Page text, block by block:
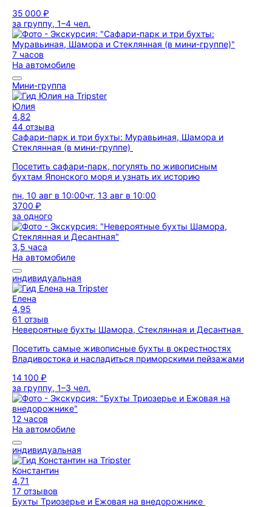
35 000 ₽
за группу, 1–4 чел.
7 часов
На автомобиле
Мини-группа
Юлия
4,82
44 отзыва
Сафари-парк и три бухты: Муравьиная, Шамора и
Стеклянная (в мини-группе)
Посетить сафари-парк, погулять по живописным
бухтам Японского моря и узнать их историю
пн, 10 авг в 10:00чт, 13 авг в 10:00
3700 ₽
за одного
3,5 часа
На автомобиле
индивидуальная
Елена
4,95
61 отзыв
Невероятные бухты Шамора, Стеклянная и Десантная
Посетить самые живописные бухты в окрестностях
Владивостока и насладиться приморскими пейзажами
14 100 ₽
за группу, 1–3 чел.
12 часов
На автомобиле
индивидуальная
Константин
4,71
17 отзывов
Бухты Триозерье и Ежовая на внедорожнике